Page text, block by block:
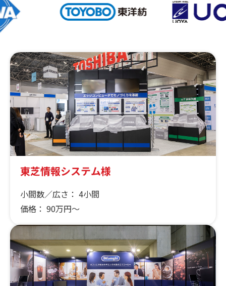
東芝情報システム様
小間数／広さ： 4小間
価格： 90万円～